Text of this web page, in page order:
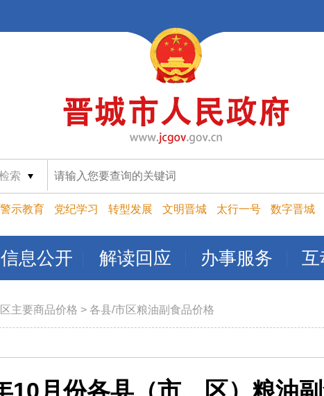
索
警示教育 党纪学习 转型发展 文明晋城 太行一号 数字晋城
息公开 解读回应 办事服务 互
主要商品价格 > 各县/市区粮油副食品价格
10月份各县（市、区）粮油